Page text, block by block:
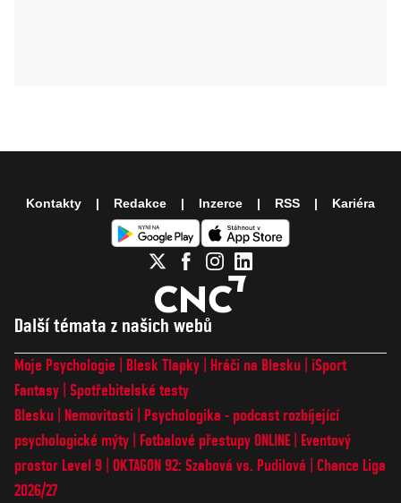
Další témata z našich webů
Moje Psychologie Blesk Tlapky Hráči na Blesku
iSport
Fantasy Spotřebitelské testy
Blesku
Nemovitosti
Psychologika - podcast rozbíjející
psychologické mýty
Fotbalové přestupy ONLINE
Eventový
prostor Level 9 OKTAGON 92: Szabová vs. Pudilová
Chance Liga
2026/27
Kontakty Redakce Inzerce RSS Kariéra